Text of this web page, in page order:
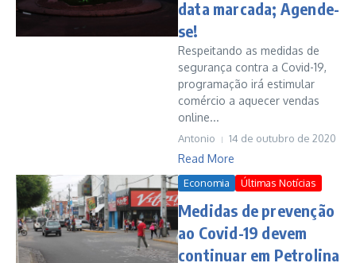
data marcada; Agende-
se!
Respeitando as medidas de
segurança contra a Covid-19,
programação irá estimular
comércio a aquecer vendas
online...
Antonio 14 de outubro de 2020
Read More
Economia Últimas Notícias
Medidas de prevenção
ao Covid-19 devem
continuar em Petrolina